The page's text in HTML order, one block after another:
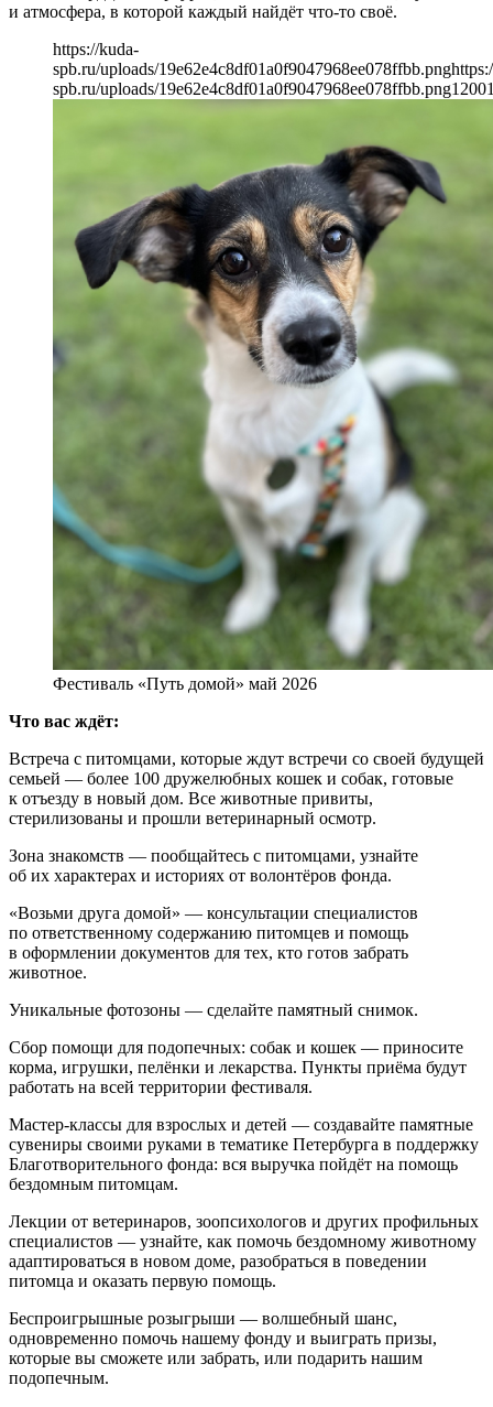
и атмосфера, в которой каждый найдёт что‑то своё.
https://kuda-
spb.ru/uploads/19e62e4c8df01a0f9047968ee078ffbb.png
spb.ru/uploads/19e62e4c8df01a0f9047968ee078ffbb.png1200
Фестиваль «Путь домой» май 2026
Что вас ждёт:
Встреча с питомцами, которые ждут встречи со своей будущей
семьей — более 100 дружелюбных кошек и собак, готовые
к отъезду в новый дом. Все животные привиты,
стерилизованы и прошли ветеринарный осмотр.
Зона знакомств — пообщайтесь с питомцами, узнайте
об их характерах и историях от волонтёров фонда.
«Возьми друга домой» — консультации специалистов
по ответственному содержанию питомцев и помощь
в оформлении документов для тех, кто готов забрать
животное.
Уникальные фотозоны — сделайте памятный снимок.
Сбор помощи для подопечных: собак и кошек — приносите
корма, игрушки, пелёнки и лекарства. Пункты приёма будут
работать на всей территории фестиваля.
Мастер‑классы для взрослых и детей — создавайте памятные
сувениры своими руками в тематике Петербурга в поддержку
Благотворительного фонда: вся выручка пойдёт на помощь
бездомным питомцам.
Лекции от ветеринаров, зоопсихологов и других профильных
специалистов — узнайте, как помочь бездомному животному
адаптироваться в новом доме, разобраться в поведении
питомца и оказать первую помощь.
Беспроигрышные розыгрыши — волшебный шанс,
одновременно помочь нашему фонду и выиграть призы,
которые вы сможете или забрать, или подарить нашим
подопечным.